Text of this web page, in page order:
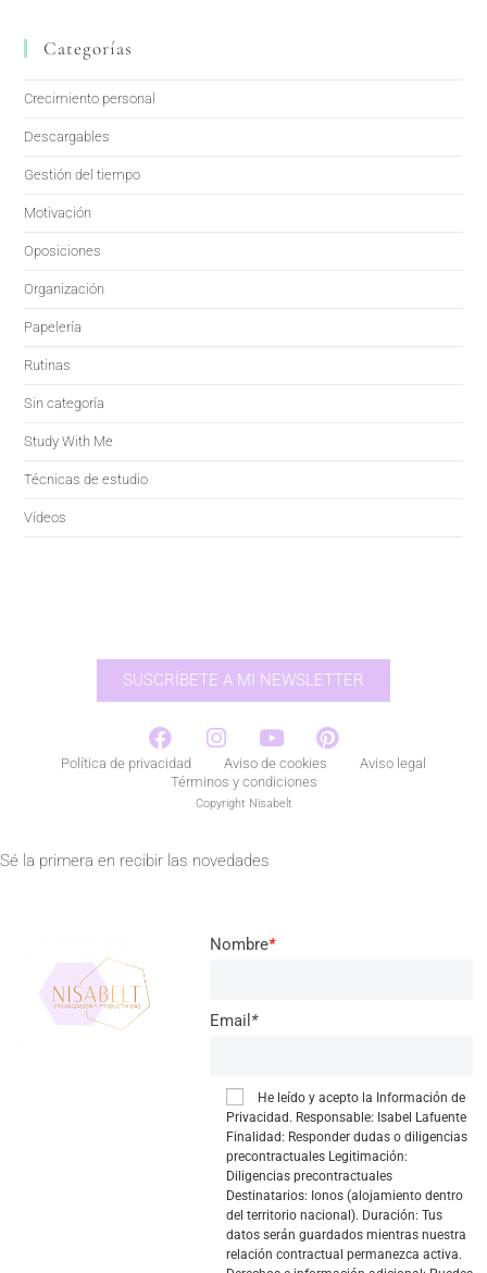
Categorías
Crecimiento personal
Descargables
Gestión del tiempo
Motivación
Oposiciones
Organización
Papelería
Rutinas
Sin categoría
Study With Me
Técnicas de estudio
Vídeos
SUSCRÍBETE A MI NEWSLETTER
Política de privacidad Aviso de cookies
Aviso legal
Términos y condiciones
Copyright Nisabelt
Sé la primera en recibir las novedades
Nombre*
Email *
He leído y acepto la Información de
Privacidad. Responsable: Isabel Lafuente
Finalidad: Responder dudas o diligencias
precontractuales Legitimación:
Diligencias precontractuales
Destinatarios: Ionos (alojamiento dentro
del territorio nacional). Duración: Tus
datos serán guardados mientras nuestra
relación contractual permanezca activa.